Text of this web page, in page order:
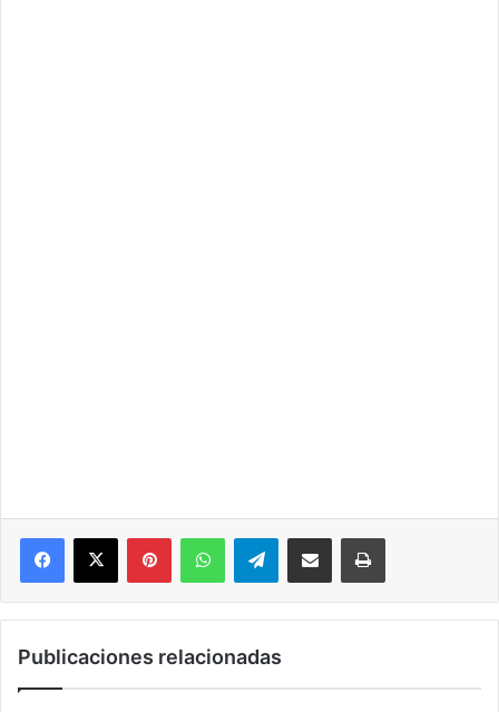
PinterestWhatsAppTelegramCompartir por correo electrónicoImprimir
Publicaciones relacionadas